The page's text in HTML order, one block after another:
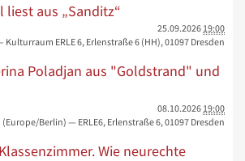
liest aus „Sanditz“
25.09.2026 19:00
Kulturraum ERLE 6, Erlenstraße 6 (HH), 01097 Dresden
Poladjan aus "Goldstrand" und
08.10.2026 19:00
(Europe/Berlin) — ERLE6, Erlenstraße 6, 01097 Dresden
Wie neurechte